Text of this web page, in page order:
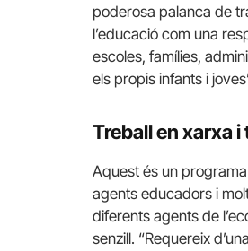
poderosa palanca de
l’educació com una
escoles, famílies,
els propis infants i
Treball en xarxa
Aquest és un
agents educadors i
diferents agents de
senzill. “Requereix